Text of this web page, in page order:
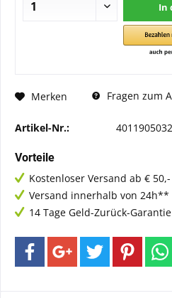
In
Merken Fragen zum
Artikel-Nr.:
Vorteile
Kostenloser Versand ab €
Versand innerhalb von 24h**
14 Tage Geld-Zurück-Garantie